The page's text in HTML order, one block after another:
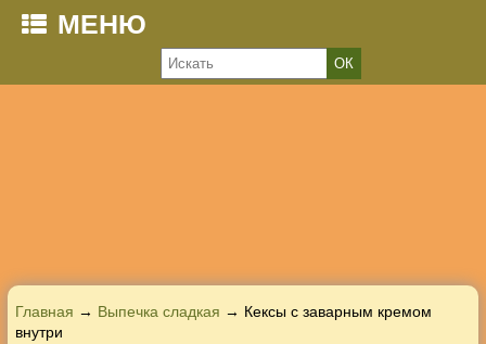
МЕНЮ
Главная → Выпечка сладкая → Кексы с заварным кремом
внутри